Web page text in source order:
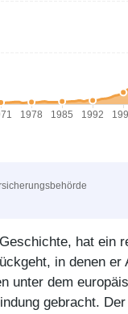
hat ein
in denen
unter dem
gebracht.